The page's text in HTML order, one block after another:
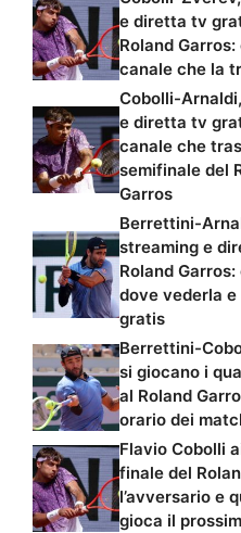
e diretta tv
Roland
canale che la
Cobolli-
e diretta tv
canale che
semifinale del
Garros
Berrettini-
streaming e
Roland Garros:
dove vederla
gratis
Berrettini-
si giocano i
al Roland
orario dei
Flavio Cobolli
finale del
l’avversario e
gioca il